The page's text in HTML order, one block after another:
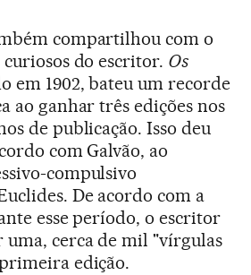
compartilhou com o
do escritor. Os
em 1902, bateu um recorde
ao ganhar três edições nos
de publicação. Isso deu
com Galvão, ao
compulsivo
De acordo com a
esse período, o escritor
uma, cerca de mil "vírgulas
edição.